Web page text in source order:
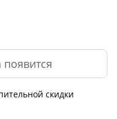
скидки